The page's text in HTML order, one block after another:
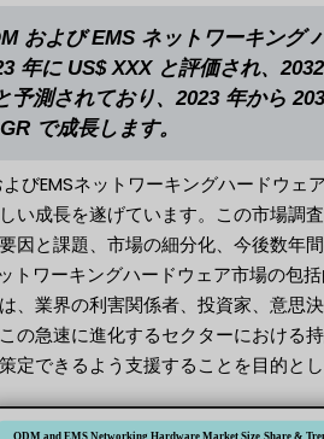
および EMS ネットワーキング
年に US$ XXX と評価され、
予測されており、2023 年から
で成長します。
びEMSネットワーキングハードウェ
い成長を遂げています。この市場調
因と課題、市場の細分化、今後数年
トワーキングハードウェア市場の包
、業界の利害関係者、投資家、意思
の急速に進化するセクターにおける
定できるよう支援することを目的とし